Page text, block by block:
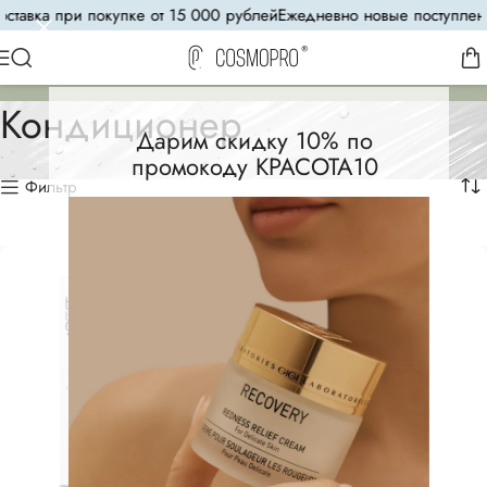
Дарим скидку 10% по
промокоду КРАСОТА10
при покупке от 15 000 рублейЕжедневно новые
Кондиционер
Фильтр